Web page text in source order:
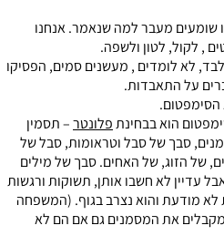
שומעים מעבר למה שנאמר. אנחנו
, לקול, לטון ולשפה.
לא לומדים , מעשנים סמים, הפסיקו
על התאבדות.
הסימפטום.
הוא בבחינתפלונטר– תסמין
סבך של סבל וטראומות, סבל של
של הזוג, של האחים. סבך של מילים
עדיין לא חשבו אותן, תשוקות ורגשות
מודעת והוא נצרב בגוף. (המשפחה
את המסמנים גם אם הם לא